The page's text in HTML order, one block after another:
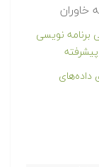
خاوران
برنامه نویسی
داده‌های